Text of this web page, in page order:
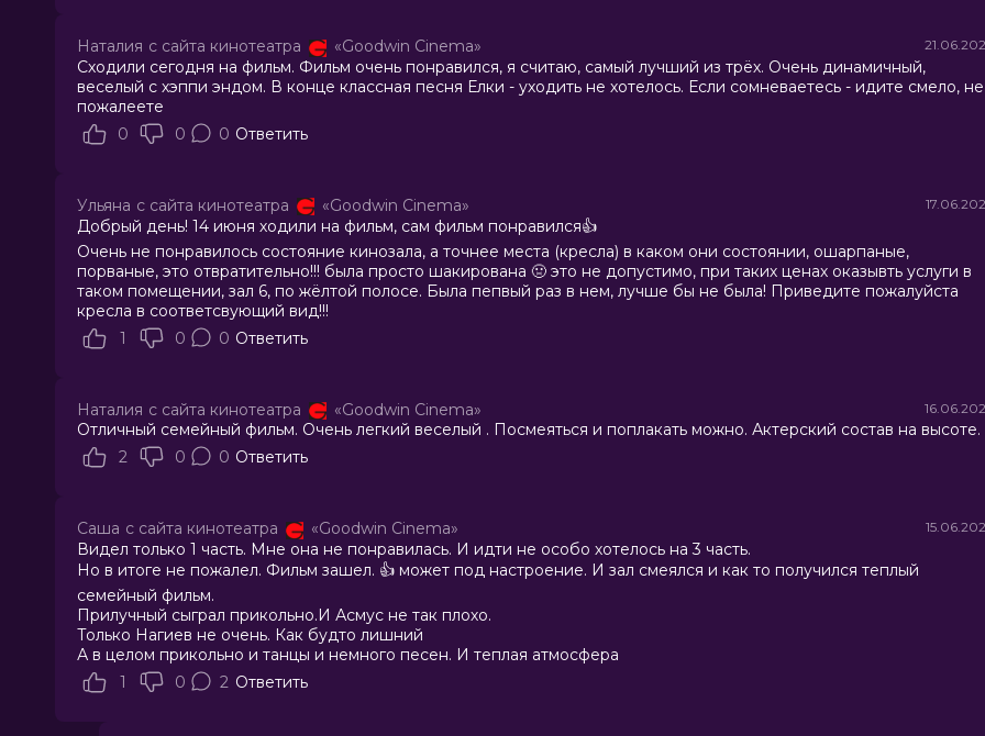
Наталия с сайта кинотеатра «Goodwin Cinema»
Сходили сегодня на фильм. Фильм очень понравился, я считаю, самый лучший из трёх. Очень динамичный,
веселый с хэппи эндом. В конце классная песня Елки - уходить не хотелось. Если сомневаетесь - идите смело, не
пожалеете
0
0 0 Ответить
Ульяна с сайта кинотеатра «Goodwin Cinema»
Добрый день! 14 июня ходили на фильм, сам фильм понравился👍
Очень не понравилось состояние кинозала, а точнее места (кресла) в каком они состоянии, ошарпаные,
порваные, это отвратительно!!! была просто шакирована 🤢 это не допустимо, при таких ценах оказывть услуги в
таком помещении, зал 6, по жёлтой полосе. Была пепвый раз в нем, лучше бы не была! Приведите пожалуйста
кресла в соответсвующий вид!!!
1
0 0 Ответить
Наталия с сайта кинотеатра «Goodwin Cinema»
Отличный семейный фильм. Очень легкий веселый . Посмеяться и поплакать можно. Актерский состав на высоте.
2
0 0 Ответить
Саша с сайта кинотеатра «Goodwin Cinema»
Видел только 1 часть. Мне она не понравилась. И идти не особо хотелось на 3 часть.
Но в итоге не пожалел. Фильм зашел. 👍 может под настроение. И зал смеялся и как то получился теплый
семейный фильм.
Прилучный сыграл прикольно.И Асмус не так плохо.
Только Нагиев не очень. Как будто лишний
А в целом прикольно и танцы и немного песен. И теплая атмосфера
1
0 2 Ответить